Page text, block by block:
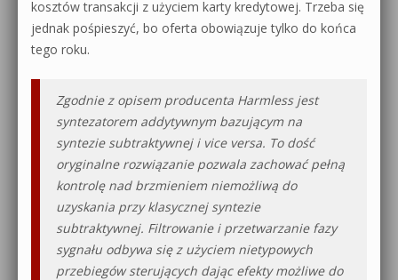
Pakiety
Regulamin
Działanie sklepu internetowego
Wyszukiwanie
kosztów transakcji z użyciem karty kredytowej. Trzeba się
jednak pośpieszyć, bo oferta obowiązuje tylko do końca
tego roku.
Zgodnie z opisem producenta Harmless jest
syntezatorem addytywnym bazującym na
syntezie subtraktywnej i vice versa. To dość
oryginalne rozwiązanie pozwala zachować pełną
kontrolę nad brzmieniem niemożliwą do
uzyskania przy klasycznej syntezie
subtraktywnej. Filtrowanie i przetwarzanie fazy
sygnału odbywa się z użyciem nietypowych
przebiegów sterujących dając efekty możliwe do